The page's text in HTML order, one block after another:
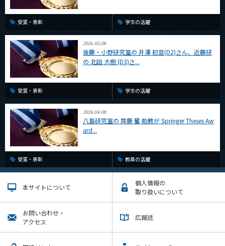
受賞・表彰 学生の活躍
2026.05.08
後藤・小野研究室の 井澤 初音(D2)さん、近藤研
の 北田 大樹 (D3)さ...
受賞・表彰 学生の活躍
2026.04.08
八島研究室の 齊藤 馨 助教が Springer Theses Aw
ard...
受賞・表彰 教員の活躍
本サイトについて
個人情報の
取り扱いについて
お問い合わせ・
アクセス
広報誌